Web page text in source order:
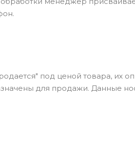
под ценой товара, их
для продажи. Данные